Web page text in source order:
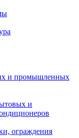
и промышленных
и
ограждения